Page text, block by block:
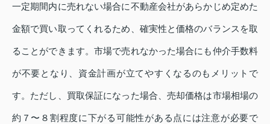
一定期間内に売れない場合に不動産会社があらかじめ定めた
金額で買い取ってくれるため、確実性と価格のバランスを取
ることができます。市場で売れなかった場合にも仲介手数料
が不要となり、資金計画が立てやすくなるのもメリットで
す。ただし、買取保証になった場合、売却価格は市場相場の
約７〜８割程度に下がる可能性がある点には注意が必要で